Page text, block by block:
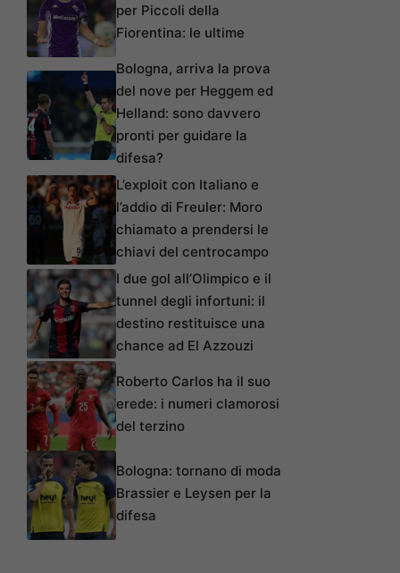
per Piccoli della
Fiorentina: le ultime
Bologna, arriva la prova
del nove per Heggem ed
Helland: sono davvero
pronti per guidare la
difesa?
L’exploit con Italiano e
l’addio di Freuler: Moro
chiamato a prendersi le
chiavi del centrocampo
I due gol all’Olimpico e il
tunnel degli infortuni: il
destino restituisce una
chance ad El Azzouzi
Roberto Carlos ha il suo
erede: i numeri clamorosi
del terzino
Bologna: tornano di moda
Brassier e Leysen per la
difesa